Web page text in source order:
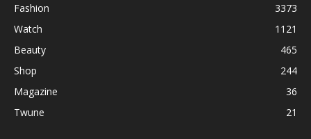
Fashion
3373
Watch
1121
Beauty
465
Shop
244
Magazine
36
Twune
21